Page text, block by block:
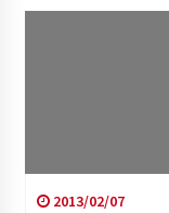
2013/02/07